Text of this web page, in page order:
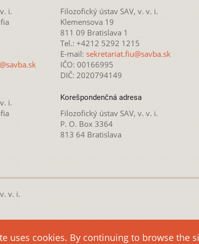
i.
i.
Filozofický ústav SAV, v. v. i.
Klemensova 19
811 09 Bratislava 1
Tel.: +4212 5292 1215
E-mail: sekretariat.fiu@savba.sk
IČO: 00166995
DIČ: 2020794149
Korešpondenčná adresa
Filozofický ústav SAV, v. v. i.
P. O. Box 3364
813 64 Bratislava
v. i.
Creative
uses cookies. By continuing to browse the